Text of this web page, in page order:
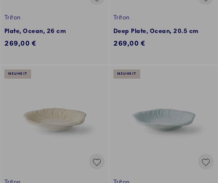
Triton
Plate, Ocean, 26 cm
269,00 €
Triton
Deep Plate, Ocean, 20.5 cm
269,00 €
NEUHEIT NEUHEIT